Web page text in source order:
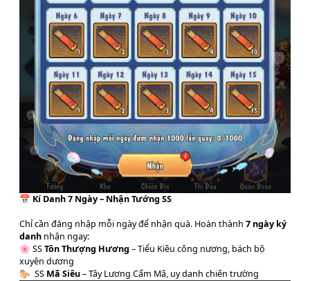
📅 Kí Danh 7 Ngày – Nhận Tướng SS
Chỉ cần đăng nhập mỗi ngày để nhận quà. Hoàn thành 7 ngày ký
danh nhận ngay:
🌸 SSTôn Thượng Hương – Tiểu Kiều công nương, bách bộ
xuyên dương
🐎 SS Mã Siêu– Tây Lương Cẩm Mã, uy danh chiến trường